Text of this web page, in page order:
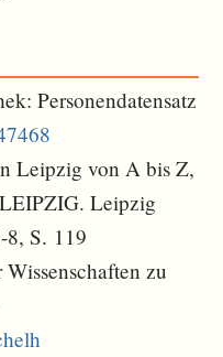
Personendatensatz
Leipzig von A bis Z,
Leipzig
8, S. 119
zu